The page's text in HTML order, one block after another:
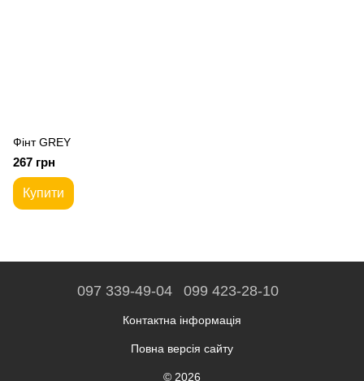
Фiнт GREY
267 грн
Купити
097 339-49-04 099 423-28-10
Контактна інформація
Повна версія сайту
© 2026